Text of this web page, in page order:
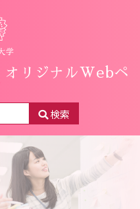
オリジナルWebペ
検索